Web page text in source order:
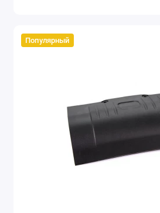
Популярный